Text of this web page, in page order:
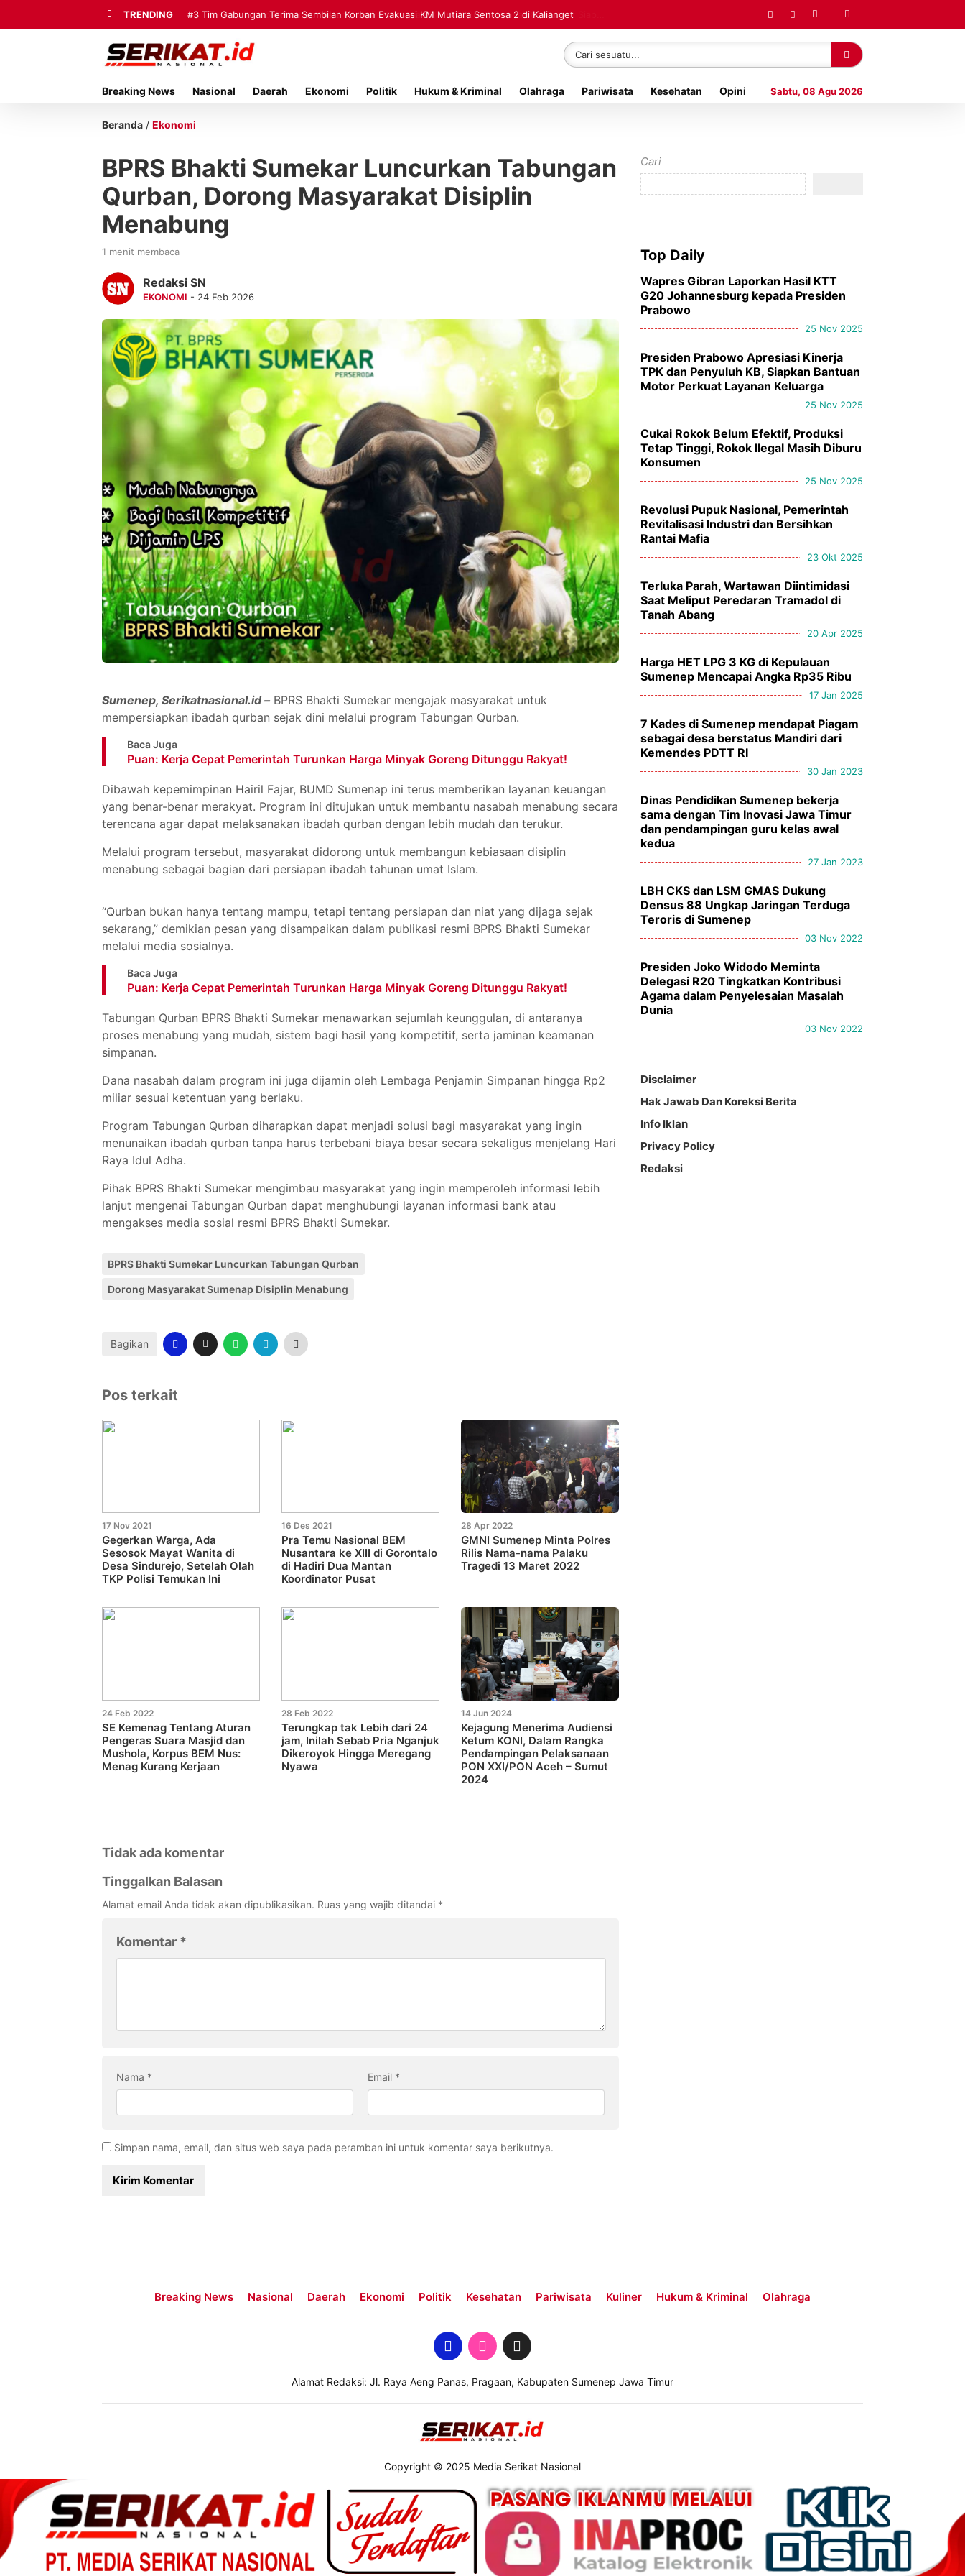
TRENDING #3 Tim Gabungan Terima Sembilan Korban Evakuasi KM Mutiara Sentosa 2 di Kalianget
Breaking News Nasional Daerah Ekonomi Politik Hukum & Kriminal Olahraga Pariwisata Kesehatan Opini Sabtu, 08 Agu 2026
Beranda / Ekonomi
BPRS Bhakti Sumekar Luncurkan Tabungan
Qurban, Dorong Masyarakat Disiplin
Menabung
1 menit membaca
Redaksi SN
EKONOMI - 24 Feb 2026
Sumenep, Serikatnasional.id – BPRS Bhakti Sumekar mengajak masyarakat untuk
mempersiapkan ibadah qurban sejak dini melalui program Tabungan Qurban.
Baca Juga
Puan: Kerja Cepat Pemerintah Turunkan Harga Minyak Goreng Ditunggu Rakyat!
Dibawah kepemimpinan Hairil Fajar, BUMD Sumenap ini terus memberikan layanan keuangan
yang benar-benar merakyat. Program ini ditujukan untuk membantu nasabah menabung secara
terencana agar dapat melaksanakan ibadah qurban dengan lebih mudah dan terukur.
Melalui program tersebut, masyarakat didorong untuk membangun kebiasaan disiplin
menabung sebagai bagian dari persiapan ibadah tahunan umat Islam.
“Qurban bukan hanya tentang mampu, tetapi tentang persiapan dan niat yang dijaga sejak
sekarang,” demikian pesan yang disampaikan dalam publikasi resmi BPRS Bhakti Sumekar
melalui media sosialnya.
Baca Juga
Puan: Kerja Cepat Pemerintah Turunkan Harga Minyak Goreng Ditunggu Rakyat!
Tabungan Qurban BPRS Bhakti Sumekar menawarkan sejumlah keunggulan, di antaranya
proses menabung yang mudah, sistem bagi hasil yang kompetitif, serta jaminan keamanan
simpanan.
Dana nasabah dalam program ini juga dijamin oleh Lembaga Penjamin Simpanan hingga Rp2
miliar sesuai ketentuan yang berlaku.
Program Tabungan Qurban diharapkan dapat menjadi solusi bagi masyarakat yang ingin
menunaikan ibadah qurban tanpa harus terbebani biaya besar secara sekaligus menjelang Hari
Raya Idul Adha.
Pihak BPRS Bhakti Sumekar mengimbau masyarakat yang ingin memperoleh informasi lebih
lanjut mengenai Tabungan Qurban dapat menghubungi layanan informasi bank atau
mengakses media sosial resmi BPRS Bhakti Sumekar.
BPRS Bhakti Sumekar Luncurkan Tabungan Qurban
Dorong Masyarakat Sumenap Disiplin Menabung
Bagikan
Pos terkait
17 Nov 2021
Gegerkan Warga, Ada
Sesosok Mayat Wanita di
Desa Sindurejo, Setelah Olah
TKP Polisi Temukan Ini
16 Des 2021
Pra Temu Nasional BEM
Nusantara ke XIII di Gorontalo
di Hadiri Dua Mantan
Koordinator Pusat
28 Apr 2022
GMNI Sumenep Minta Polres
Rilis Nama-nama Palaku
Tragedi 13 Maret 2022
24 Feb 2022
SE Kemenag Tentang Aturan
Pengeras Suara Masjid dan
Mushola, Korpus BEM Nus:
Menag Kurang Kerjaan
28 Feb 2022
Terungkap tak Lebih dari 24
jam, Inilah Sebab Pria Nganjuk
Dikeroyok Hingga Meregang
Nyawa
14 Jun 2024
Kejagung Menerima Audiensi
Ketum KONI, Dalam Rangka
Pendampingan Pelaksanaan
PON XXI/PON Aceh – Sumut
2024
Tidak ada komentar
Tinggalkan Balasan
Alamat email Anda tidak akan dipublikasikan. Ruas yang wajib ditandai *
Komentar *
Nama * Email *
Simpan nama, email, dan situs web saya pada peramban ini untuk komentar saya berikutnya.
Cari
Top Daily
Wapres Gibran Laporkan Hasil KTT
G20 Johannesburg kepada Presiden
Prabowo
25 Nov 2025
Presiden Prabowo Apresiasi Kinerja
TPK dan Penyuluh KB, Siapkan Bantuan
Motor Perkuat Layanan Keluarga
25 Nov 2025
Cukai Rokok Belum Efektif, Produksi
Tetap Tinggi, Rokok Ilegal Masih Diburu
Konsumen
25 Nov 2025
Revolusi Pupuk Nasional, Pemerintah
Revitalisasi Industri dan Bersihkan
Rantai Mafia
23 Okt 2025
Terluka Parah, Wartawan Diintimidasi
Saat Meliput Peredaran Tramadol di
Tanah Abang
20 Apr 2025
Harga HET LPG 3 KG di Kepulauan
Sumenep Mencapai Angka Rp35 Ribu
17 Jan 2025
7 Kades di Sumenep mendapat Piagam
sebagai desa berstatus Mandiri dari
Kemendes PDTT RI
30 Jan 2023
Dinas Pendidikan Sumenep bekerja
sama dengan Tim Inovasi Jawa Timur
dan pendampingan guru kelas awal
kedua
27 Jan 2023
LBH CKS dan LSM GMAS Dukung
Densus 88 Ungkap Jaringan Terduga
Teroris di Sumenep
03 Nov 2022
Presiden Joko Widodo Meminta
Delegasi R20 Tingkatkan Kontribusi
Agama dalam Penyelesaian Masalah
Dunia
03 Nov 2022
Disclaimer
Hak Jawab Dan Koreksi Berita
Info Iklan
Privacy Policy
Redaksi
Breaking News Nasional Daerah Ekonomi Politik Kesehatan Pariwisata Kuliner Hukum & Kriminal Olahraga
Alamat Redaksi: Jl. Raya Aeng Panas, Pragaan, Kabupaten Sumenep Jawa Timur
Copyright © 2025 Media Serikat Nasional